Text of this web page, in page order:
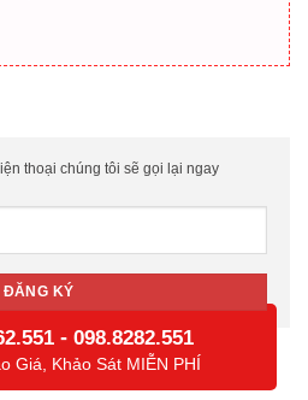
thoại chúng tôi sẽ gọi lại ngay
- 098.8282.551
Giá, Khảo Sát MIỄN PHÍ